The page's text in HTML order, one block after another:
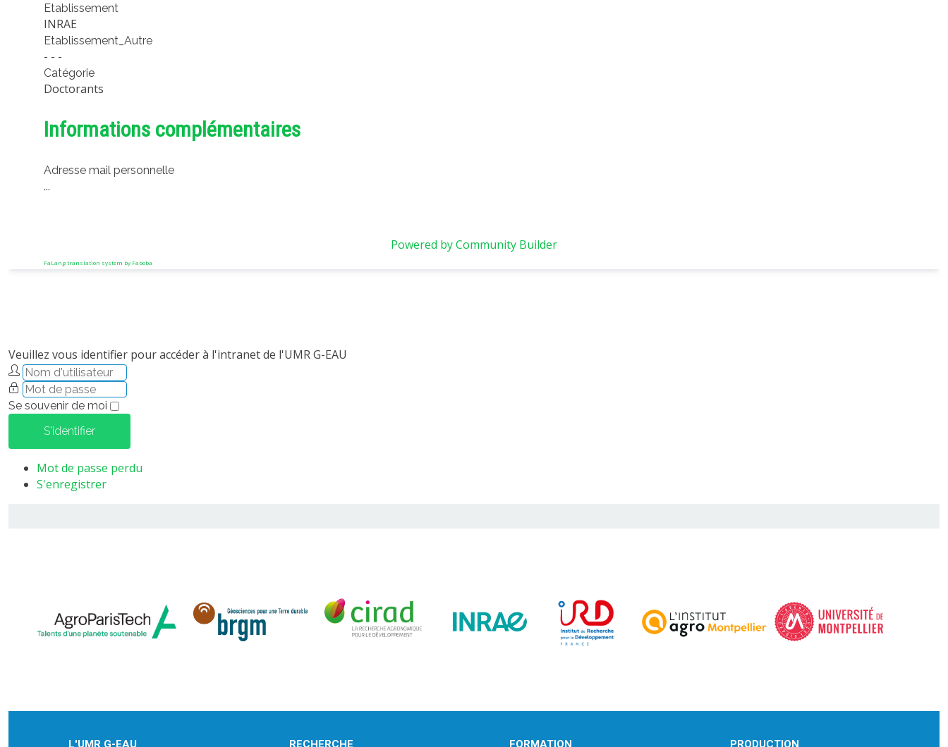
Etablissement
INRAE
Etablissement_Autre
- - -
Catégorie
Doctorants
Informations complémentaires
Adresse mail personnelle
...
Powered by Community Builder
FaLang translation system by Faboba
Veuillez vous identifier pour accéder à l'intranet de l'UMR G-EAU
Se souvenir de moi
S'identifier
Mot de passe perdu
S'enregistrer
L'UMR G-EAU RECHERCHE FORMATION PRODUCTION